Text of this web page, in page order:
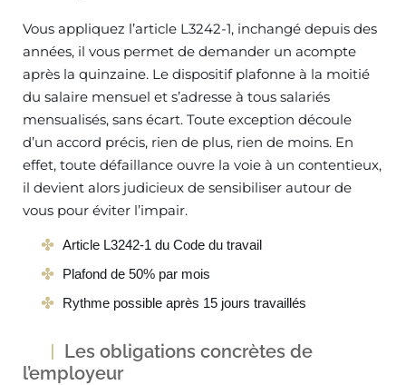
Vous appliquez l’article L3242-1, inchangé depuis des
années, il vous permet de demander un acompte
après la quinzaine. Le dispositif plafonne à la moitié
du salaire mensuel et s’adresse à tous salariés
mensualisés, sans écart. Toute exception découle
d’un accord précis, rien de plus, rien de moins. En
effet, toute défaillance ouvre la voie à un contentieux,
il devient alors judicieux de sensibiliser autour de
vous pour éviter l’impair.
Article L3242-1 du Code du travail
Plafond de 50% par mois
Rythme possible après 15 jours travaillés
Les obligations concrètes de
l’employeur